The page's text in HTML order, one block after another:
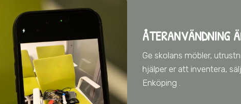
ÅTERANVÄNDNING
Ge skolans möbler,
hjälper er att inventera,
Enköping